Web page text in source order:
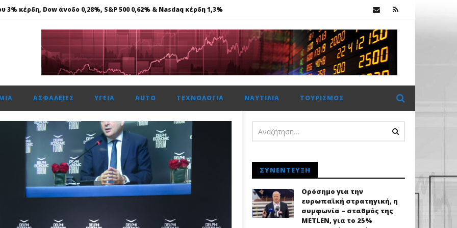
3% κέρδη, Dow άνοδο 0,28%, S&P 500 0,62% & Nasdaq κέρδη 1,3%
Πέμπτο σερί κλείσιμο πάνω από τις 2.600 μονάδες για το Χρηματιστήριο Αθηνών με ώθηση από το εξωτερικό
με 11 πολλαπλές διακρίσεις, στα Loyalty Awards 2026
3% κέρδη, Dow άνοδο 0,28%, S&P 500 0,62% & Nasdaq κέρδη 1,3%
ΑΣΦΆΛΕΙΕΣ ΥΓΕΊΑ AUTO ΤΕΧΝΟΛΟΓΊΑ ΝΑΥΤΙΛΊΑ ΤΟΥΡΙΣΜΌΣ
ΣΥΝΈΝΤΕΥΞΗ
Ορόσημο για την
ευρωπαϊκή στρατηγική, η
συμφωνία – σταθμός της
METLEN, για το 25%